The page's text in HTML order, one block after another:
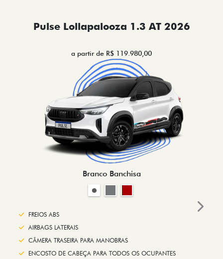
Pulse Lollapalooza 1.3 AT 2026
a partir de R$ 119.980,00
Branco Banchisa
FREIOS ABS
AIRBAGS LATERAIS
CÂMERA TRASEIRA PARA MANOBRAS
ENCOSTO DE CABEÇA PARA TODOS OS OCUPANTES
Next